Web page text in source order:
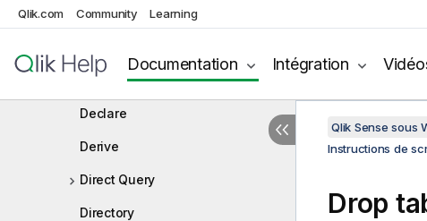
Qlik.com Community Learning
Documentation Intégration
Comment field
Connect
Declare
Derive
Direct Query
Directory
Qlik Sense sous
Instructions de
Drop